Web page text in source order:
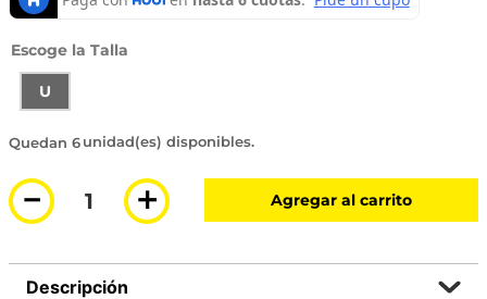
Talla
U
6 disponibles
＋
－ Agregar al carrito
Descripción